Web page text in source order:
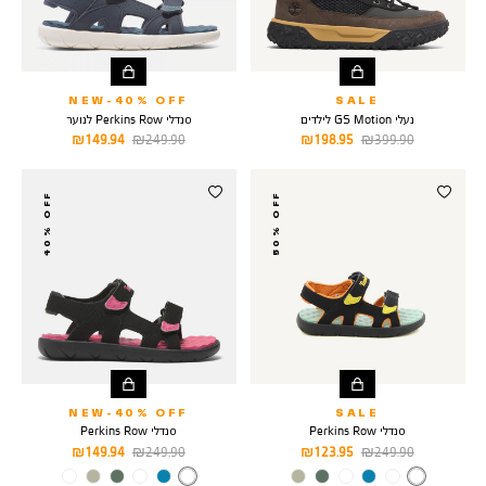
SALE
נעלי GS Motion לילדים
מחיר
198.95 ₪
מחיר
399.90 ₪
NEW-40% OFF
סנדלי Perkins Row לנוער
מחיר
149.94 ₪
מחיר
249.90 ₪
50% OFF
SALE
סנדלי Perkins Row
מחיר
מוצר
123.95 ₪
מחיר
רגיל
249.90 ₪
BLACK
40% OFF
NEW-40% OFF
סנדלי Perkins Row
מחיר
מוצר
149.94 ₪
מחיר
רגיל
249.90 ₪
צבע
BLACK